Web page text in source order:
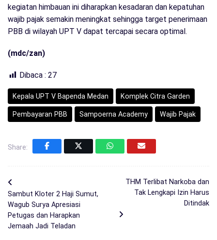
kegiatan himbauan ini diharapkan kesadaran dan kepatuhan
wajib pajak semakin meningkat sehingga target penerimaan
PBB di wilayah UPT V dapat tercapai secara optimal.
(mdc/zan)
Dibaca : 27
Kepala UPT V Bapenda Medan Komplek Citra Garden
Pembayaran PBB Sampoerna Academy Wajib Pajak
Share:
Sambut Kloter 2 Haji Sumut,
Wagub Surya Apresiasi
Petugas dan Harapkan
Jemaah Jadi Teladan
THM Terlibat Narkoba dan
Tak Lengkapi Izin Harus
Ditindak